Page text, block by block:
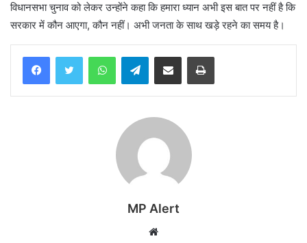
विधानसभा चुनाव को लेकर उन्होंने कहा कि हमारा ध्यान अभी इस बात पर नहीं है कि
सरकार में कौन आएगा, कौन नहीं। अभी जनता के साथ खड़े रहने का समय है।
WhatsAppTelegramShare via Email Print
MP Alert
Website